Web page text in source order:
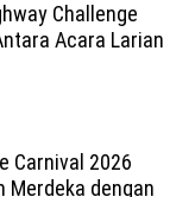
Challenge
Acara Larian
Carnival 2026
Merdeka dengan